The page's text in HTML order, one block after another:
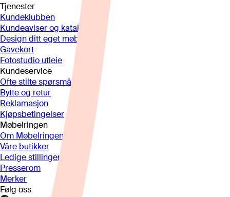
Tjenester
Kundeklubben
Kundeaviser og kataloger
Design ditt eget møbel
Gavekort
Fotostudio utleie
Kundeservice
Ofte stilte spørsmål
Bytte og retur
Reklamasjon
Kjøpsbetingelser
Møbelringen
Om Møbelringen
Våre butikker
Ledige stillinger
Presserom
Merker
Følg oss